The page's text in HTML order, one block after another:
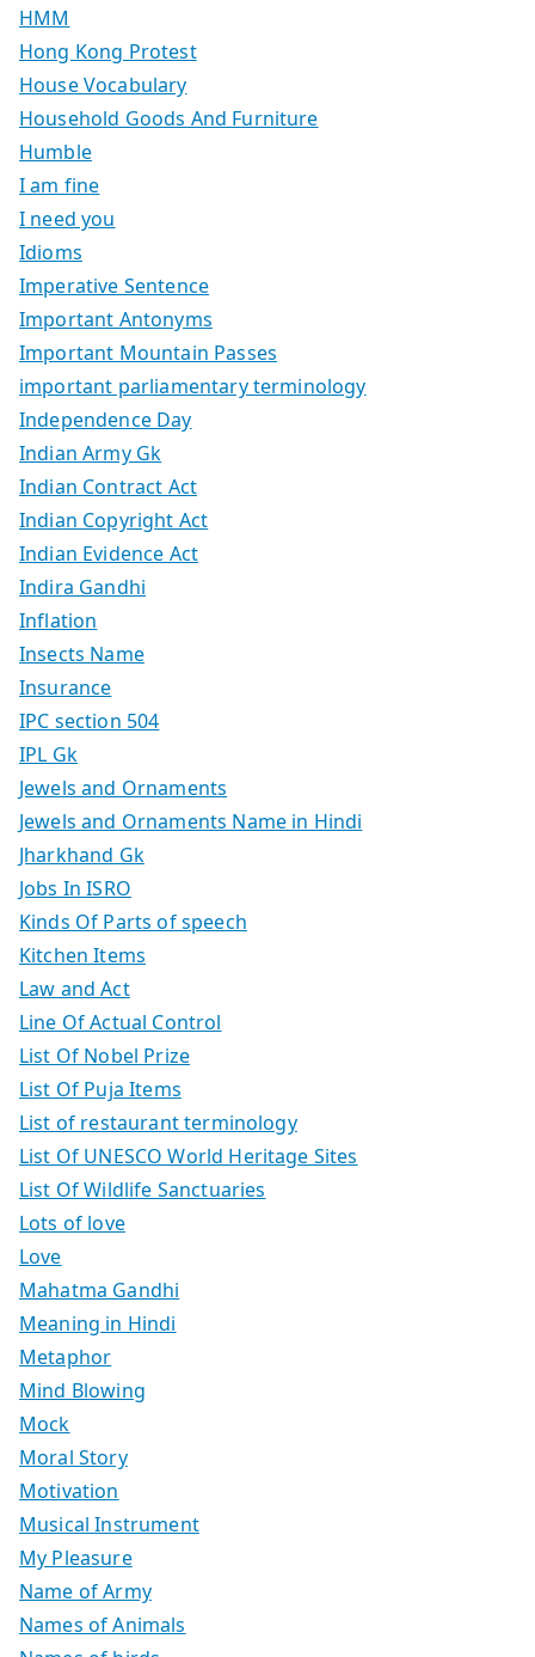
HMM
Hong Kong Protest
House Vocabulary
Household Goods And Furniture
Humble
I am fine
I need you
Idioms
Imperative Sentence
Important Antonyms
Important Mountain Passes
important parliamentary terminology
Independence Day
Indian Army Gk
Indian Contract Act
Indian Copyright Act
Indian Evidence Act
Indira Gandhi
Inflation
Insects Name
Insurance
IPC section 504
IPL Gk
Jewels and Ornaments
Jewels and Ornaments Name in Hindi
Jharkhand Gk
Jobs In ISRO
Kinds Of Parts of speech
Kitchen Items
Law and Act
Line Of Actual Control
List Of Nobel Prize
List Of Puja Items
List of restaurant terminology
List Of UNESCO World Heritage Sites
List Of Wildlife Sanctuaries
Lots of love
Love
Mahatma Gandhi
Meaning in Hindi
Metaphor
Mind Blowing
Mock
Moral Story
Motivation
Musical Instrument
My Pleasure
Name of Army
Names of Animals